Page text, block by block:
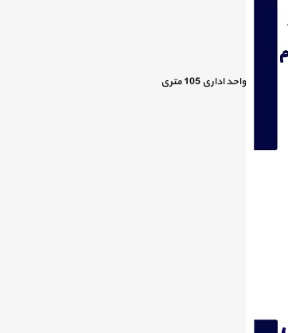
واحد اداری 105 متری